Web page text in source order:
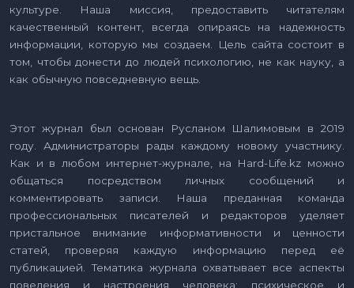
культуре. Наша миссия, предоставить читателям
качественный контент, всегда опираясь на надежность
информации, которую мы создаем. Цель сайта состоит в
том, чтобы донести до людей психологию, не как науку, а
как обычную повседневную вещь.
Этот журнал был основан Русланом Шалимовым в 2019
году. Администраторы рады каждому новому участнику.
Как и в любом интернет-журнале, на Hard-Life.kz можно
общаться посредством личных сообщений и
комментировать записи. Наша преданная команда
профессиональных писателей и редакторов уделяет
пристальное внимание информативности и ценности
статей, проверяя каждую информацию перед её
публикацией. Тематика журнала охватывает все аспекты
поведения и настроения человека: психическое и